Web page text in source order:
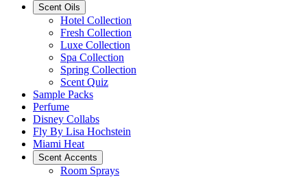
Scent Oils
Hotel Collection
Fresh Collection
Luxe Collection
Spa Collection
Spring Collection
Scent Quiz
Sample Packs
Perfume
Disney Collabs
Fly By Lisa Hochstein
Miami Heat
Scent Accents
Room Sprays